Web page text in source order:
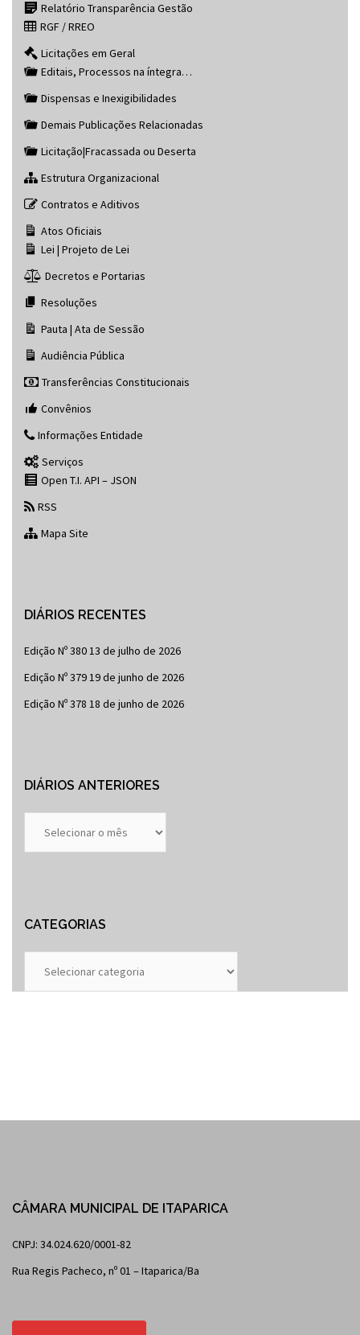
Relatório Transparência Gestão
RGF / RREO
Licitações em Geral
Editais, Processos na íntegra…
Dispensas e Inexigibilidades
Demais Publicações Relacionadas
Licitação|Fracassada ou Deserta
Estrutura Organizacional
Contratos e Aditivos
Atos Oficiais
Lei | Projeto de Lei
Decretos e Portarias
Resoluções
Pauta | Ata de Sessão
Audiência Pública
Transferências Constitucionais
Convênios
Informações Entidade
Serviços
Open T.I. API – JSON
RSS
Mapa Site
DIÁRIOS RECENTES
Edição Nº 38013 de julho de 2026
Edição Nº 37919 de junho de 2026
Edição Nº 378 18 de junho de 2026
DIÁRIOS ANTERIORES
Anteriores
CATEGORIAS
CÂMARA MUNICIPAL DE ITAPARICA
CNPJ: 34.024.620/0001-82
Rua Regis Pacheco, nº 01 – Itaparica/Ba